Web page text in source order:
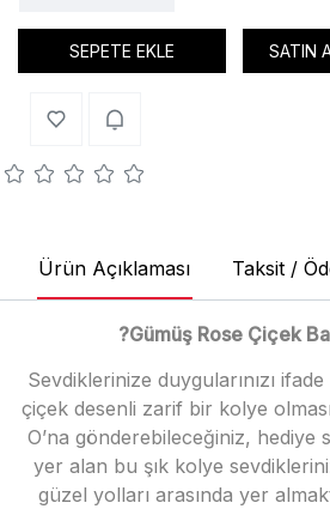
SEPETE EKLE SATIN
Ürün Açıklaması Taksit /
?Gümüş Rose Çiçek
Sevdiklerinize duygularınızı
çiçek desenli zarif bir kolye
O’na gönderebileceğiniz, hediye
yer alan bu şık kolye
güzel yolları arasında yer